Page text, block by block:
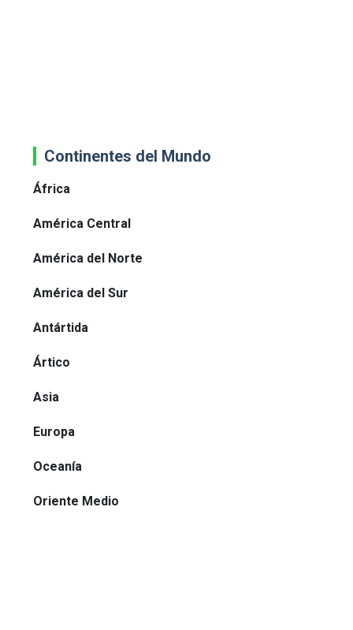
Continentes del Mundo
África
América Central
América del Norte
América del Sur
Antártida
Ártico
Asia
Europa
Oceanía
Oriente Medio